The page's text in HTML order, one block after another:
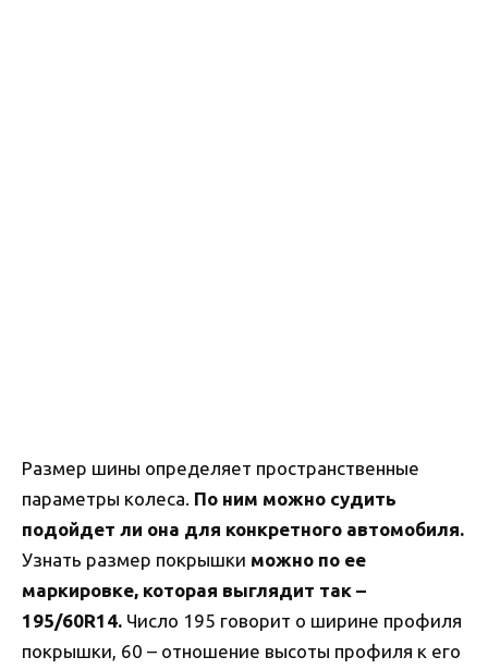
Размер шины определяет пространственные
параметры колеса. По ним можно судить
подойдет ли она для конкретного автомобиля.
Узнать размер покрышки можно по ее
маркировке, которая выглядит так –
195/60R14. Число 195 говорит о ширине профиля
покрышки, 60 – отношение высоты профиля к его